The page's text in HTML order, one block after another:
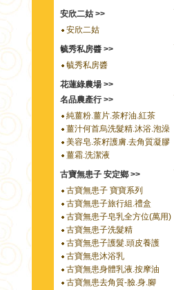
安欣二姑 >>
安欣二姑
毓秀私房醬 >>
毓秀私房醬
花蓮綠農場 >>
名品農產行 >>
純薑粉.薑片.茶籽油.紅茶
薑汁何首烏洗髮精.沐浴.泡澡
美容皂.茶籽護膚.去角質凝膠
薑霜.洗潔液
古寶無患子 安定鄉 >>
古寶無患子 寶寶系列
古寶無患子旅行組.禮盒
古寶無患子皂乳全方位(萬用)
古寶無患子洗髮精
古寶無患子護髮.頭皮養護
古寶無患沐浴乳
古寶無患身體乳液.按摩油
古寶無患去角質-臉.身.腳